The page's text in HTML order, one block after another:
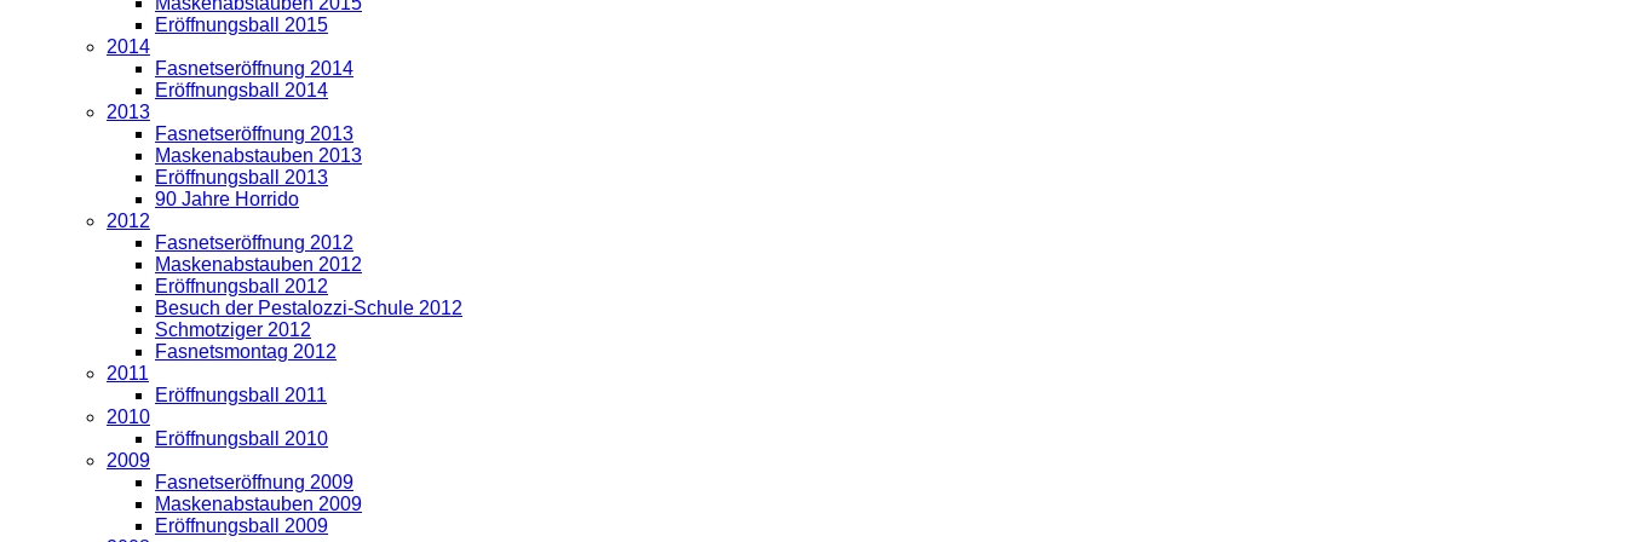
Eröffnungsball 2015
2014
Fasnetseröffnung 2014
Eröffnungsball 2014
2013
Fasnetseröffnung 2013
Maskenabstauben 2013
Eröffnungsball 2013
90 Jahre Horrido
2012
Fasnetseröffnung 2012
Maskenabstauben 2012
Eröffnungsball 2012
Besuch der Pestalozzi-Schule 2012
Schmotziger 2012
Fasnetsmontag 2012
2011
Eröffnungsball 2011
2010
Eröffnungsball 2010
2009
Fasnetseröffnung 2009
Maskenabstauben 2009
Eröffnungsball 2009